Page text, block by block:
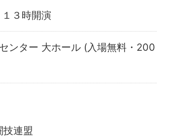
３時開演
ンター 大ホール (入場無料・200
技連盟